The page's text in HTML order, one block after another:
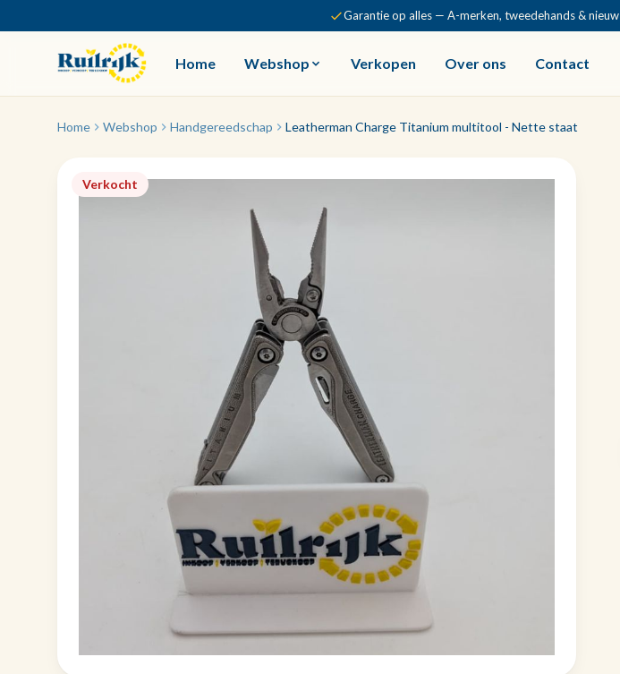
Garantie op alles — A-merken, tweedehands & nieuw
Home Webshop Verkopen Over ons Contact
Home Webshop Handgereedschap Leatherman Charge Titanium multitool - Nette staat
Verkocht